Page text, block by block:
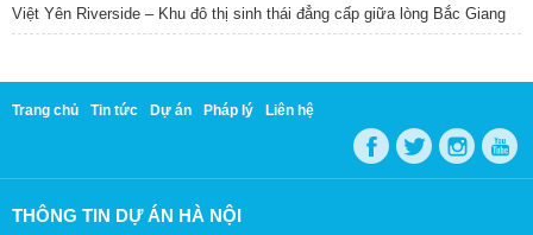
Việt Yên Riverside – Khu đô thị sinh thái đẳng cấp giữa lòng Bắc Giang
Trang chủ Tin tức Dự án Pháp lý Liên hệ
THÔNG TIN DỰ ÁN HÀ NỘI